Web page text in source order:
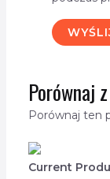
Porównaj
Porównaj ten
Current